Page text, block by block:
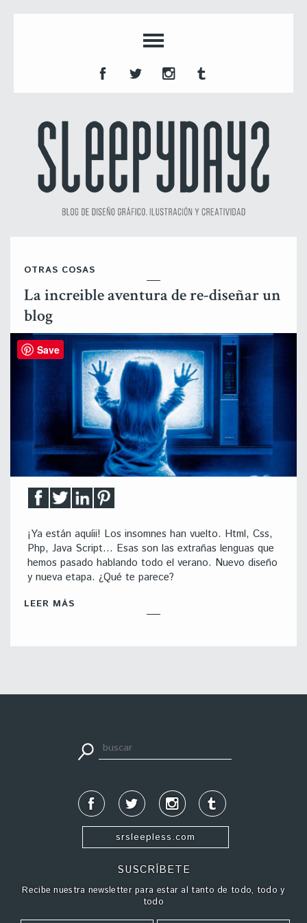
OTRAS COSAS
La increible aventura de re-diseñar un
blog
¡Ya están aquíii! Los insomnes han vuelto. Html, Css,
Php, Java Script… Esas son las extrañas lenguas que
hemos pasado hablando todo el verano. Nuevo diseño
y nueva etapa. ¿Qué te parece?
LEER MÁS
srsleepless.com
SUSCRÍBETE
Recibe nuestra newsletter para estar al tanto de todo, todo y
todo
Save